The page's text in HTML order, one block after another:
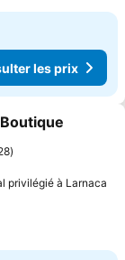
les prix
favoris
privilégié à Larnaca